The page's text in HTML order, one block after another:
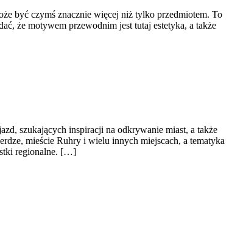
być czymś znacznie więcej niż tylko przedmiotem. To
że motywem przewodnim jest tutaj estetyka, a także
szukających inspiracji na odkrywanie miast, a także
mieście Ruhry i wielu innych miejscach, a tematyka
regionalne. […]